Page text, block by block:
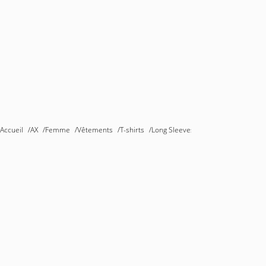
Accueil /AX /Femme /Vêtements /T-shirts /Long Sleeves T-Shirts